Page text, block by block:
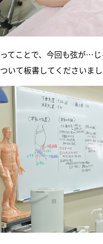
ってことで、今回も弦が…
ついて板書してくださいまし